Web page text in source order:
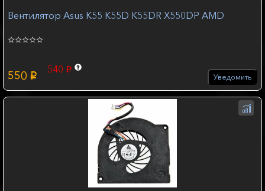
Вентилятор Asus K55 K55D K55DR X550DP AMD
550 p
540 p
Уведомить